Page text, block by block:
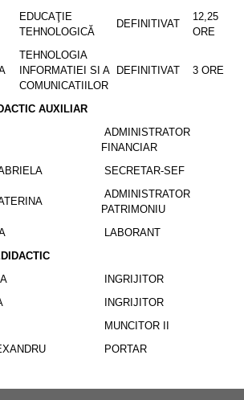
EDUCAŢIE
TEHNOLOGICĂ
DEFINITIVAT
12,25
ORE
TEHNOLOGIA
INFORMATIEI SI A
COMUNICATIILOR
DEFINITIVAT 3 ORE
AUXILIAR
ADMINISTRATOR
FINANCIAR
SECRETAR-SEF
ADMINISTRATOR
PATRIMONIU
LABORANT
INGRIJITOR
INGRIJITOR
MUNCITOR II
PORTAR